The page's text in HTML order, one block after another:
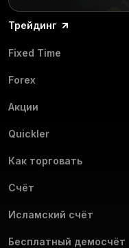
начните торговать на
Трейдинг
Fixed Time
Forex
Акции
Quickler
Как торговать
Счёт
Исламский счёт
Бесплатный демосчёт